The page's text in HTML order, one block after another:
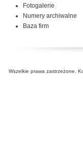
Fotogalerie
Numery archiwalne
Baza firm
Wszelkie prawa zastrzeżone.